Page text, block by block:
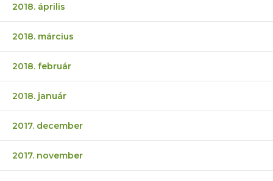
2018. április
2018. március
2018. február
2018. január
2017. december
2017. november